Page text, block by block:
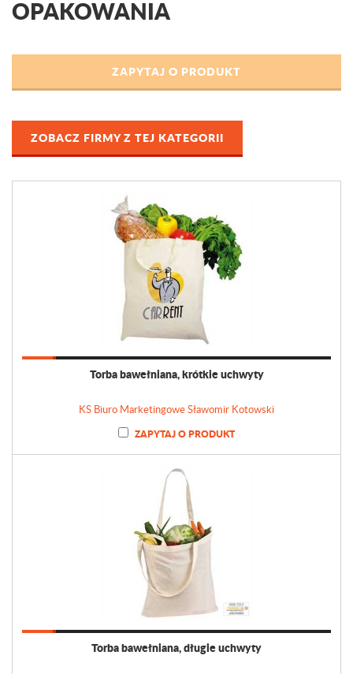
OPAKOWANIA
ZOBACZ FIRMY Z TEJ KATEGORII
Torba bawełniana, krótkie uchwyty
KS Biuro Marketingowe Sławomir Kotowski
ZAPYTAJ O PRODUKT
Torba bawełniana, długie uchwyty